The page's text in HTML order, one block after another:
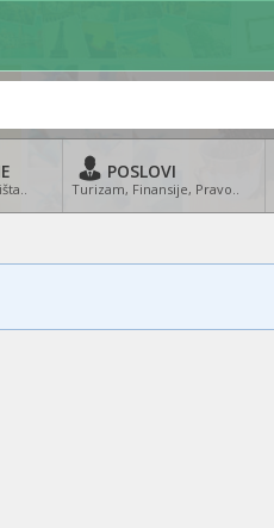
POSLOVI
Turizam, Finansije, Pravo..